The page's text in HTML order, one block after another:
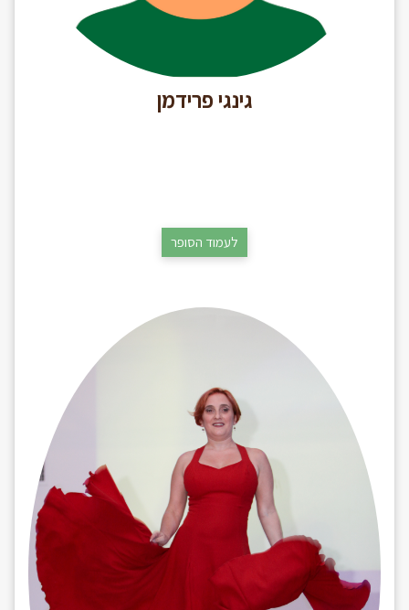
גינגי פרידמן
לעמוד הסופר